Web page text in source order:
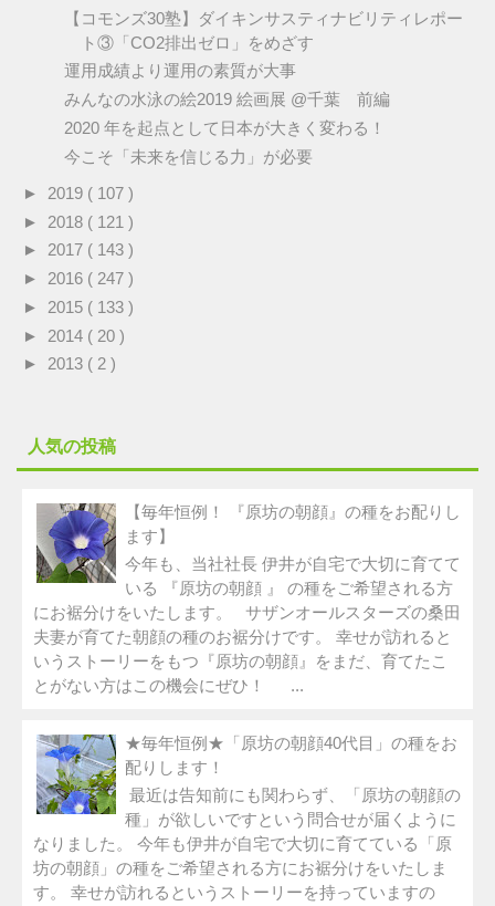
【コモンズ30塾】ダイキンサスティナビリティレポー
ト③「CO2排出ゼロ」をめざす
運用成績より運用の素質が大事
みんなの水泳の絵2019 絵画展 @千葉 前編
2020 年を起点として日本が大きく変わる！
今こそ「未来を信じる力」が必要
► 2019 ( 107 )
► 2018 ( 121 )
► 2017 ( 143 )
► 2016 ( 247 )
► 2015 ( 133 )
► 2014 ( 20 )
► 2013 ( 2 )
人気の投稿
【毎年恒例！ 『原坊の朝顔』の種をお配りし
ます】
今年も、当社社長 伊井が自宅で大切に育てて
いる 『原坊の朝顔 』 の種をご希望される方
にお裾分けをいたします。 サザンオールスターズの桑田
夫妻が育てた朝顔の種のお裾分けです。 幸せが訪れると
いうストーリーをもつ『原坊の朝顔』をまだ、育てたこ
とがない方はこの機会にぜひ！ ...
★毎年恒例★「原坊の朝顔40代目」の種をお
配りします！
最近は告知前にも関わらず、「原坊の朝顔の
種」が欲しいですという問合せが届くように
なりました。 今年も伊井が自宅で大切に育てている「原
坊の朝顔」の種をご希望される方にお裾分けをいたしま
す。 幸せが訪れるというストーリーを持っていますの